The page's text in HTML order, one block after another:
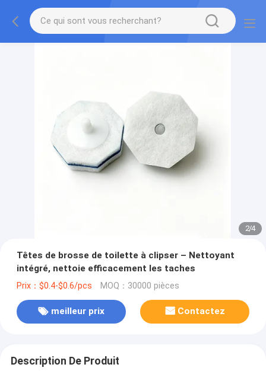
2/4
Têtes de brosse de toilette à clipser – Nettoyant
intégré, nettoie efficacement les taches
Prix：$0.4-$0.6/pcs MOQ：30000 pièces
meilleur prix Contactez
Description De Produit